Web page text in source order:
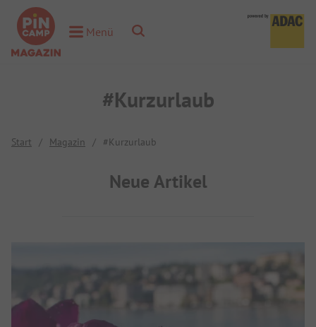
Toggle Menu
Menü Toggle Search
#Kurzurlaub
Start / Magazin / #Kurzurlaub
Neue Artikel